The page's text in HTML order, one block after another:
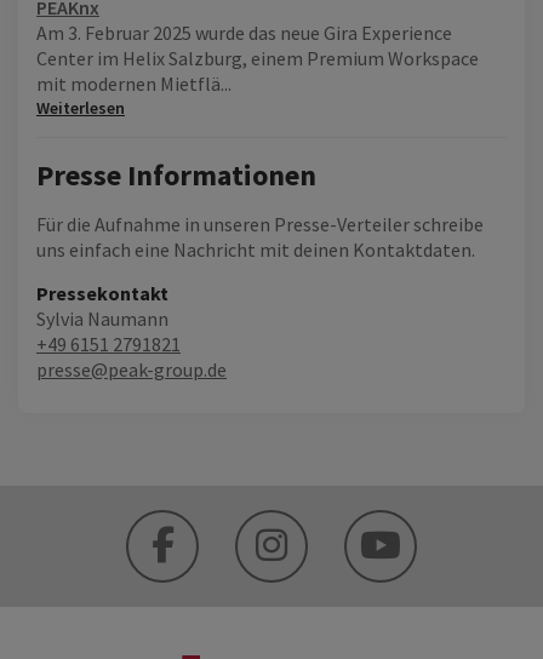
PEAKnx
Am 3. Februar 2025 wurde das neue Gira Experience
Center im Helix Salzburg, einem Premium Workspace
mit modernen Mietflä...
Weiterlesen
Presse Informationen
Für die Aufnahme in unseren Presse-Verteiler schreibe
uns einfach eine Nachricht mit deinen Kontaktdaten.
Pressekontakt
Sylvia Naumann
+49 6151 2791821
presse@peak-group.de